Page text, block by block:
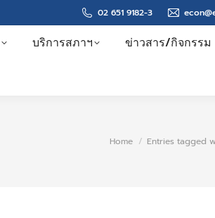
02 651 9182-3
บริการสภาฯ ข่าวสาร/กิจกรรม
You are here:
Home Entries tagged